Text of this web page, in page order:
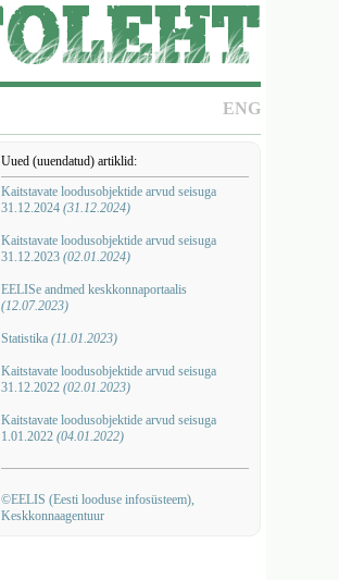
ENG
Uued (uuendatud) artiklid:
Kaitstavate loodusobjektide arvud seisuga
31.12.2024 (31.12.2024)
Kaitstavate loodusobjektide arvud seisuga
31.12.2023 (02.01.2024)
EELISe andmed keskkonnaportaalis
(12.07.2023)
Statistika (11.01.2023)
Kaitstavate loodusobjektide arvud seisuga
31.12.2022 (02.01.2023)
Kaitstavate loodusobjektide arvud seisuga
1.01.2022 (04.01.2022)
©EELIS (Eesti looduse infosüsteem),
Keskkonnaagentuur